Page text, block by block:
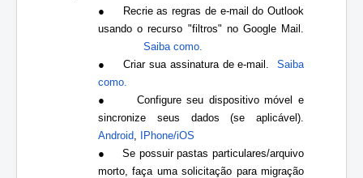
●
Recrie as regras de e-mail do Outlook
usando o recurso "filtros" no Google Mail.
Saiba como.
●
Criar sua assinatura de e-mail. Saiba
como.
●
Configure seu dispositivo móvel e
Android IPhone/iOS
●
Se possuir pastas particulares/arquivo
morto, faça uma solicitação para migração